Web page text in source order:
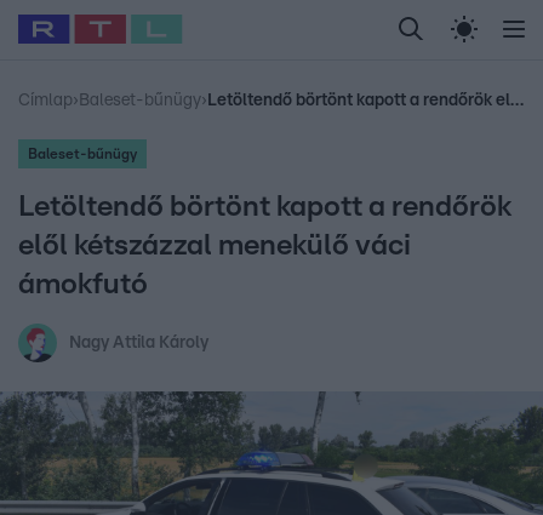
Legfrissebb RTL Híradó Randi Celeb vagyok,
Babits Marcella Most Wanted Gallusz
Címlap› Baleset-bűnügy› Letöltendő börtönt kapott a rendőrök elől kétszázzal menekülő váci ámokfutó
Baleset-bűnügy
Letöltendő börtönt kapott a rendőrök
elől kétszázzal menekülő váci
ámokfutó
Nagy Attila Károly